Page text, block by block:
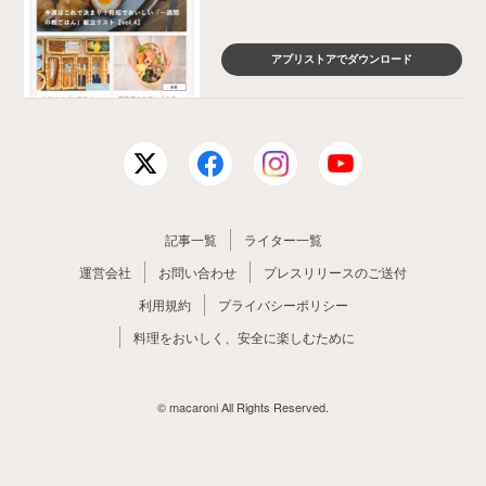
アプリストアでダウンロード
記事一覧
ライター一覧
運営会社
お問い合わせ
プレスリリースのご送付
利用規約
プライバシーポリシー
料理をおいしく、安全に楽しむために
© macaroni All Rights Reserved.